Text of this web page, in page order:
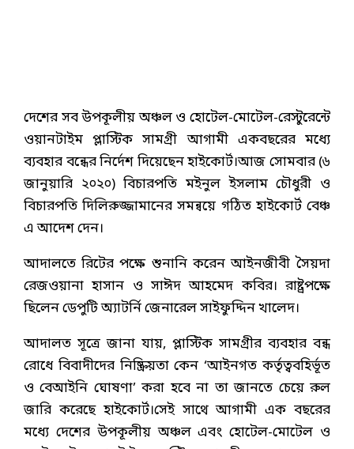
দেশের সব উপকূলীয় অঞ্চল ও হোটেল-মোটেল-রেস্টুরেন্টে
ওয়ানটাইম প্লাস্টিক সামগ্রী আগামী একবছরের মধ্যে
ব্যবহার বন্ধের নির্দেশ দিয়েছেন হাইকোর্ট।আজ সোমবার (৬
জানুয়ারি ২০২০) বিচারপতি মইনুল ইসলাম চৌধুরী ও
বিচারপতি দিলিরুজ্জামানের সমন্বয়ে গঠিত হাইকোর্ট বেঞ্চ
এ আদেশ দেন।
আদালতে রিটের পক্ষে শুনানি করেন আইনজীবী সৈয়দা
রেজওয়ানা হাসান ও সাঈদ আহমেদ কবির। রাষ্ট্রপক্ষে
ছিলেন ডেপুটি অ্যাটর্নি জেনারেল সাইফুদ্দিন খালেদ।
আদালত সূত্রে জানা যায়, প্লাস্টিক সামগ্রীর ব্যবহার বন্ধ
রোধে বিবাদীদের নিষ্ক্রিয়তা কেন ‘আইনগত কর্তৃত্ববহির্ভূত
ও বেআইনি ঘোষণা’ করা হবে না তা জানতে চেয়ে রুল
জারি করেছে হাইকোর্ট।সেই সাথে আগামী এক বছরের
মধ্যে দেশের উপকূলীয় অঞ্চল এবং হোটেল-মোটেল ও